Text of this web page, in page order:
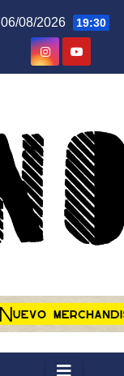
06/08/2026 19:30